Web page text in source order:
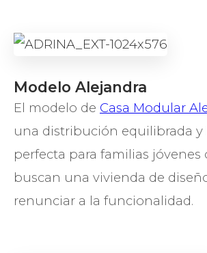
Modelo Alejandra
El modelo de Casa Modular
una distribución equilibrada y
perfecta para familias jóvenes
buscan una vivienda de
renunciar a la funcionalidad.